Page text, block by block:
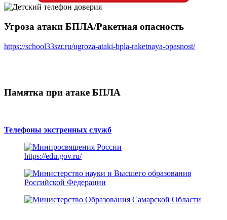
Угроза атаки БПЛА/Ракетная опасность
https://school33szr.ru/ugroza-ataki-bpla-raketnaya-opasnost/
Памятка при атаке БПЛА
Телефоны экстренных служб
https://edu.gov.ru/